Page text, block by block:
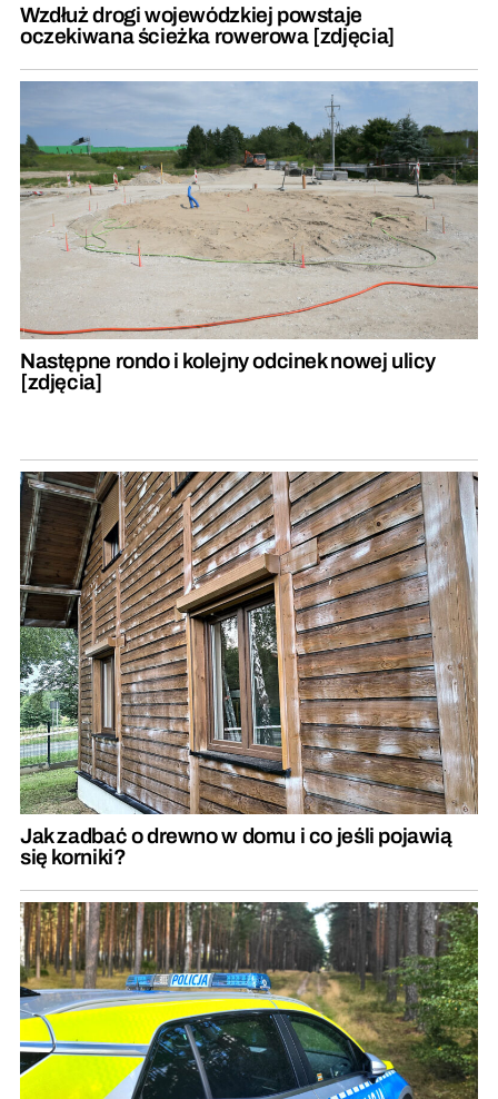
Wzdłuż drogi wojewódzkiej powstaje
oczekiwana ścieżka rowerowa [zdjęcia]
Następne rondo i kolejny odcinek nowej ulicy
[zdjęcia]
Jak zadbać o drewno w domu i co jeśli pojawią
się korniki?